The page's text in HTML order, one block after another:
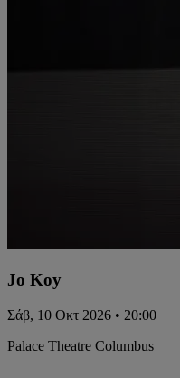
Jo Koy
Σάβ, 10 Οκτ 2026 • 20:00
Palace Theatre Columbus